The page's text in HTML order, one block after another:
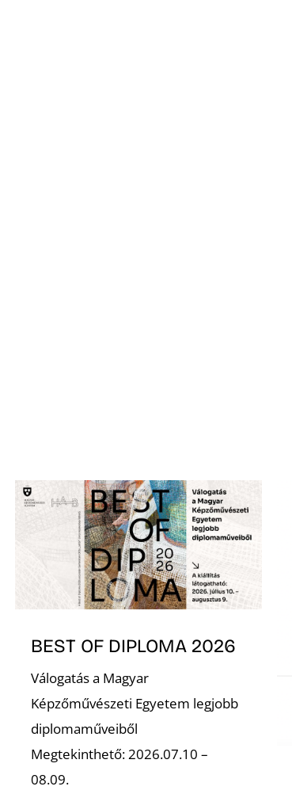
BEST OF DIPLOMA 2026
Válogatás a Magyar
Képzőművészeti Egyetem legjobb
diplomaműveiből
Megtekinthető: 2026.07.10 –
08.09.